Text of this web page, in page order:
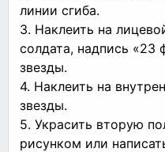
линии сгиба.
3. Наклеить на
солдата, надпись «23
звезды.
4. Наклеить на
звезды.
5. Украсить вторую
рисунком или